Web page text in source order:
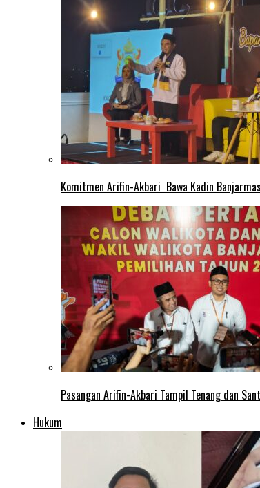
Komitmen Arifin-Akbari Bawa Kadin
Pasangan Arifin-Akbari Tampil Tenang dan
Hukum